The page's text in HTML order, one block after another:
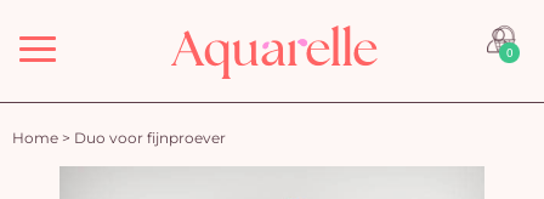
Menu 0
Home > Duo voor fijnproever